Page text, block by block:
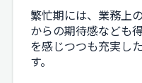
繁忙期には、業務上
からの期待感なども
を感じつつも充実し
す。